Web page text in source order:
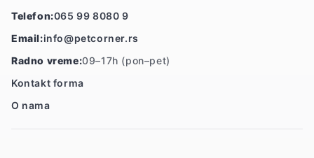
Telefon:065 99 8080 9
Email:info@petcorner.rs
Radno vreme:09–17h (pon–pet)
Kontakt forma
O nama